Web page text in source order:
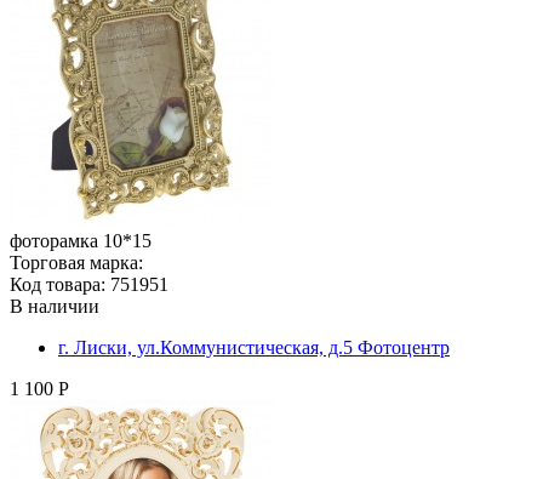
фоторамка 10*15
Торговая марка:
Код товара: 751951
В наличии
г. Лиски, ул.Коммунистическая, д.5 Фотоцентр
1 100 Р